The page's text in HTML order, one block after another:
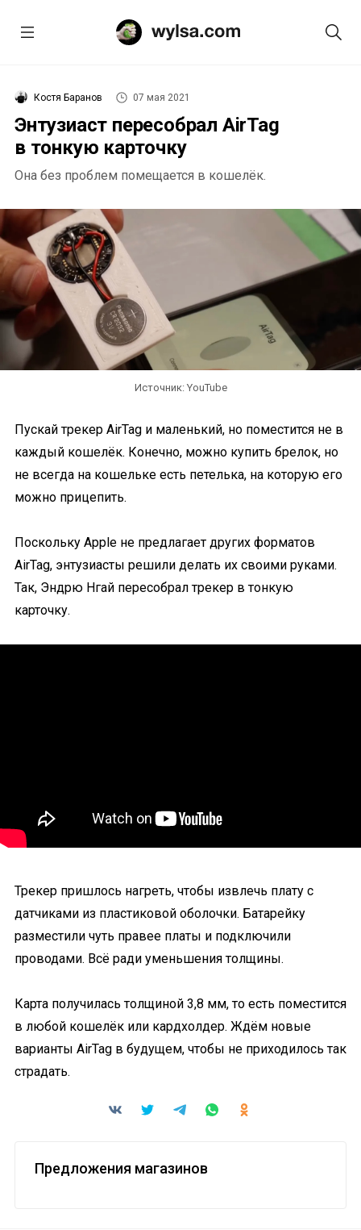
Костя Баранов 07 мая 2021
Энтузиаст пересобрал AirTag
в тонкую карточку
Она без проблем помещается в кошелёк.
Источник: YouTube
Пускай трекер AirTag и маленький, но поместится не в
каждый кошелёк. Конечно, можно купить брелок, но
не всегда на кошельке есть петелька, на которую его
можно прицепить.
Поскольку Apple не предлагает других форматов
AirTag, энтузиасты решили делать их своими руками.
Так, Эндрю Нгай пересобрал трекер в тонкую
карточку.
Трекер пришлось нагреть, чтобы извлечь плату с
датчиками из пластиковой оболочки. Батарейку
разместили чуть правее платы и подключили
проводами. Всё ради уменьшения толщины.
Карта получилась толщиной 3,8 мм, то есть поместится
в любой кошелёк или кардхолдер. Ждём новые
варианты AirTag в будущем, чтобы не приходилось так
страдать.
Предложения магазинов